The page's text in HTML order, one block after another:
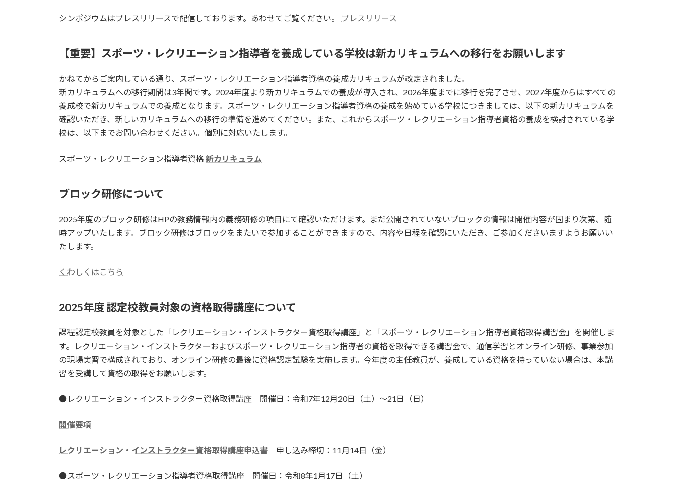
シンポジウムはプレスリリースで配信しております。あわせてご覧ください。 プレスリリース
【重要】スポーツ・レクリエーション指導者を養成している学校は新カリキュラムへの移行をお願いします
かねてからご案内している通り、スポーツ・レクリエーション指導者資格の養成カリキュラムが改定されました。
新カリキュラムへの移行期間は3年間です。2024年度より新カリキュラムでの養成が導入され、2026年度までに移行を完了させ、2027年度からはすべての
養成校で新カリキュラムでの養成となります。スポーツ・レクリエーション指導者資格の養成を始めている学校につきましては、以下の新カリキュラムを
確認いただき、新しいカリキュラムへの移行の準備を進めてください。また、これからスポーツ・レクリエーション指導者資格の養成を検討されている学
校は、以下までお問い合わせください。個別に対応いたします。
スポーツ・レクリエーション指導者資格新カリキュラム
ブロック研修について
2025年度のブロック研修はHPの教務情報内の義務研修の項目にて確認いただけます。まだ公開されていないブロックの情報は開催内容が固まり次第、随
時アップいたします。ブロック研修はブロックをまたいで参加することができますので、内容や日程を確認にいただき、ご参加くださいますようお願いい
たします。
くわしくはこちら
2025年度認定校教員対象の資格取得講座について
課程認定校教員を対象とした「レクリエーション・インストラクター資格取得講座」と「スポーツ・レクリエーション指導者資格取得講習会」を開催しま
す。レクリエーション・インストラクターおよびスポーツ・レクリエーション指導者の資格を取得できる講習会で、通信学習とオンライン研修、事業参加
の現場実習で構成されており、オンライン研修の最後に資格認定試験を実施します。今年度の主任教員が、養成している資格を持っていない場合は、本講
習を受講して資格の取得をお願いします。
●レクリエーション・インストラクター資格取得講座 開催日：令和7年12月20日（土）～21日（日）
開催要項
レクリエーション・インストラクター資格取得講座申込書 申し込み締切：11月14日（金）
●スポーツ・レクリエーション指導者資格取得講座 開催日：令和8年1月17日（土）